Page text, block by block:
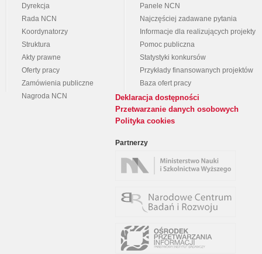
Dyrekcja
Rada NCN
Koordynatorzy
Struktura
Akty prawne
Oferty pracy
Zamówienia publiczne
Nagroda NCN
Panele NCN
Najczęściej zadawane pytania
Informacje dla realizujących projekty
Pomoc publiczna
Statystyki konkursów
Przykłady finansowanych projektów
Baza ofert pracy
Deklaracja dostępności
Przetwarzanie danych osobowych
Polityka cookies
Partnerzy